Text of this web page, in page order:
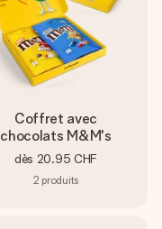
Coffret avec
chocolats M&M's
dès 20.95 CHF
2 produits